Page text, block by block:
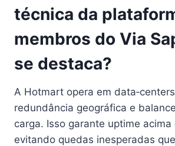
técnica da
membros do Via
se destaca?
A Hotmart opera em
redundância geográfica e
carga. Isso garante uptime
evitando quedas inesperadas